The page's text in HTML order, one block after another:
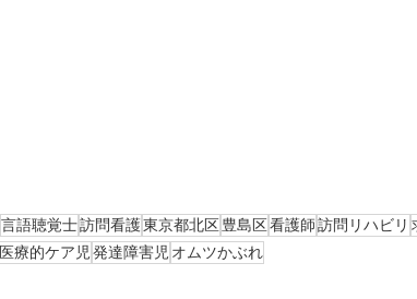
言語聴覚士訪問看護東京都北区豊島区看護師訪問リハビリ
医療的ケア児 発達障害児 オムツかぶれ